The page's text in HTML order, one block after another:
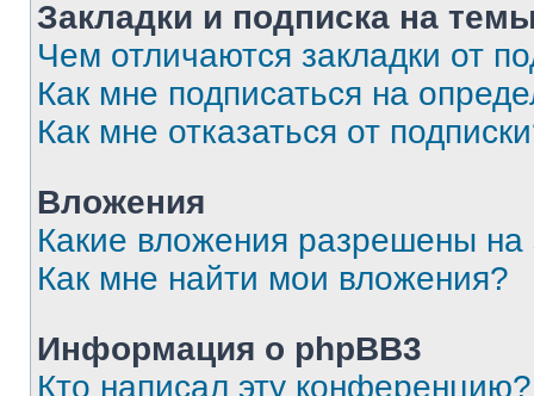
Закладки и подписка на
Чем отличаются закладки от
Как мне подписаться на
Как мне отказаться от
Вложения
Какие вложения разрешены
Как мне найти мои вложения?
Информация о phpBB3
Кто написал эту конференцию?